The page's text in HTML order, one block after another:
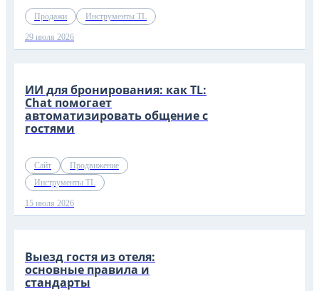
Продажи Инструменты TL
29 июля 2026
ИИ для бронирования: как TL:
Chat помогает
автоматизировать общение с
гостями
Сайт
Продвижение
Инструменты TL
15 июля 2026
Выезд гостя из отеля:
основные правила и
стандарты